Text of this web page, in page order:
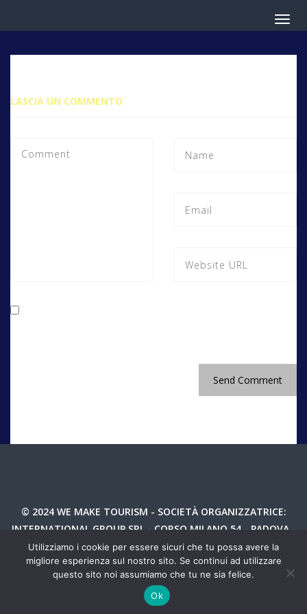
LASCIA UN COMMENTO
© 2024 WE MAKE TOURISM - SOCIETÀ ORGANIZZATRICE:
INTERNATIONAL GROUP SRL - CORSO MILANO 54 - PADOVA -
P.IVA 04987810282
TEL 049 8766730 - INFO@WEMAKETOURIM.IT - P.IVA
04987810282 -PRIVACY
Utilizziamo i cookie per essere sicuri che tu possa avere la
migliore esperienza sul nostro sito. Se continui ad utilizzare
questo sito noi assumiamo che tu ne sia felice.
Ok